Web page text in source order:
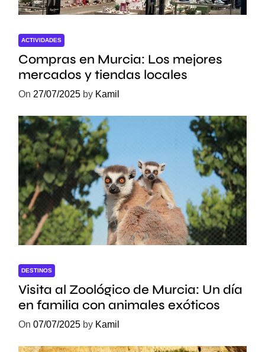
s
ACTIVIDADES
Compras en Murcia: Los mejores
mercados y tiendas locales
On 27/07/2025 by Kamil
DESTINOS
Visita al Zoológico de Murcia: Un día
en familia con animales exóticos
On 07/07/2025 by Kamil